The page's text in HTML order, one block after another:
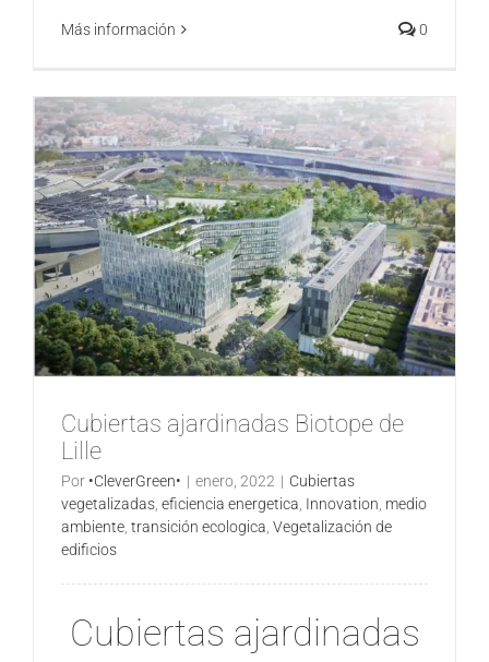
Más información 0
Cubiertas ajardinadas Biotope de
Lille
Por •CleverGreen• | enero, 2022 | Cubiertas
vegetalizadas, eficiencia energetica, Innovation, medio
ambiente, transición ecologica, Vegetalización de
edificios
Cubiertas ajardinadas